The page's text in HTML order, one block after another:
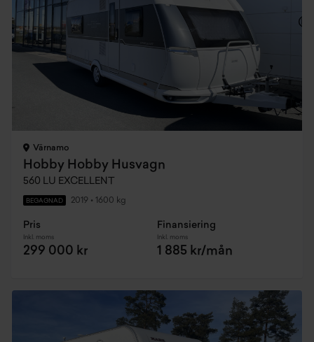
Värnamo
Hobby Hobby Husvagn
560 LU EXCELLENT
BEGAGNAD 2019 • 1600 kg
Pris
Inkl. moms
299 000 kr
Finansiering
Inkl. moms
1 885 kr/mån